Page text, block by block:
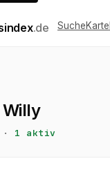
index.de SucheKarte
1 aktiv